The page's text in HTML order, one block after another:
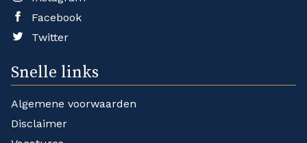
Facebook
Twitter
Snelle links
Algemene voorwaarden
Disclaimer